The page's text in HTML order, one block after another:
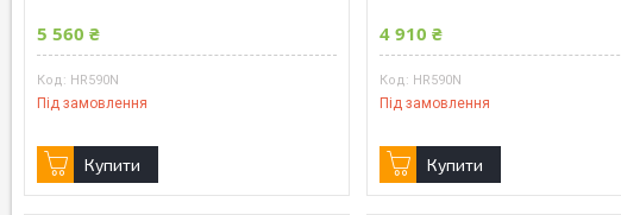
5 560 ₴
HR590N
Під замовлення
Купити
4 910 ₴
HR590N
Під замовлення
Купити